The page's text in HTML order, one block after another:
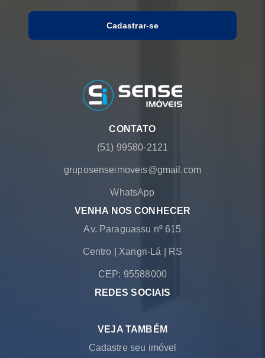
Cadastrar-se
CONTATO
(51) 99580-2121
gruposenseimoveis@gmail.com
WhatsApp
VENHA NOS CONHECER
Av. Paraguassu nº 615
Centro Xangri-Lá RS
CEP: 95588000
REDES SOCIAIS
VEJA TAMBÉM
Cadastre seu imóvel